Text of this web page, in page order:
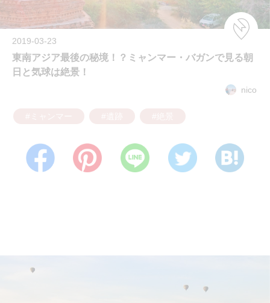
2019-03-23
東南アジア最後の秘境！？ミャンマー・バガンで見る朝
日と気球は絶景！
nico